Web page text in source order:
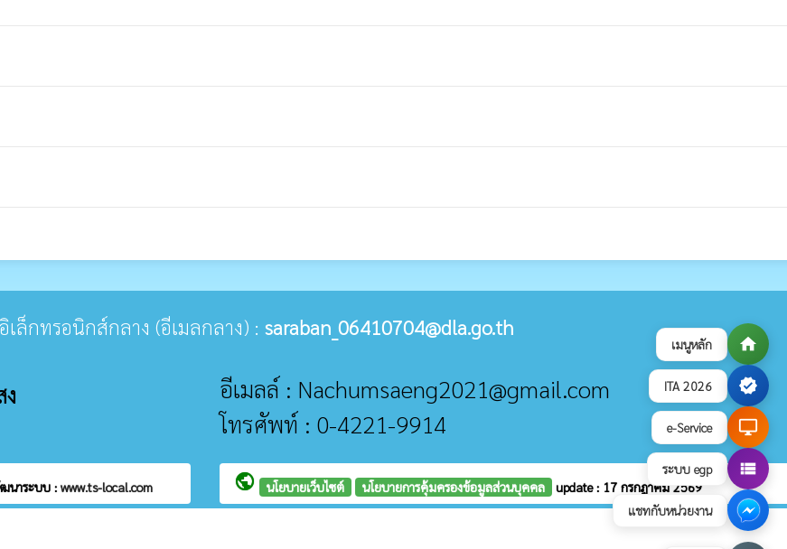
เมนูหลัก home
ITA 2026 verified
e-Service desktop_windows
ระบบ egp view_list
แชทกับหน่วยงาน
ล็กทรอนิกส์กลาง (อีเมลกลาง) : saraban_06410704@dla.go.th
อีเมลล์ : Nachumsaeng2021@gmail.com
โทรศัพท์ : 0-4221-9914
นาระบบ : www.ts-local.com public นโยบายเว็บไซต์ นโยบายการคุ้มครองข้อมูลส่วนบุคคล update : 17 กรกฎาคม 2569